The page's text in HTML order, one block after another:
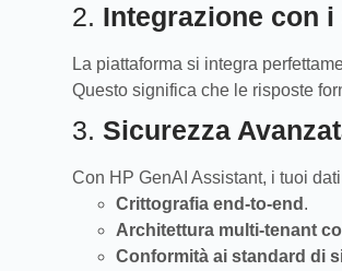
2. Integrazione con
La piattaforma si integra
Questo significa che le risposte
3. Sicurezza
Con HP GenAI Assistant, i tuoi
Crittografia end-to-end .
Architettura multi-tenant
Conformità ai standard di